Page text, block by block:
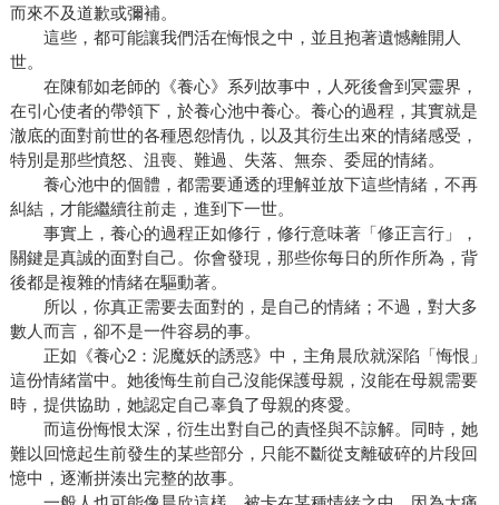
而來不及道歉或彌補。
這些，都可能讓我們活在悔恨之中，並且抱著遺憾離開人
世。
在陳郁如老師的《養心》系列故事中，人死後會到冥靈界，
在引心使者的帶領下，於養心池中養心。養心的過程，其實就是
澈底的面對前世的各種恩怨情仇，以及其衍生出來的情緒感受，
特別是那些憤怒、沮喪、難過、失落、無奈、委屈的情緒。
養心池中的個體，都需要通透的理解並放下這些情緒，不再
糾結，才能繼續往前走，進到下一世。
事實上，養心的過程正如修行，修行意味著「修正言行」，
關鍵是真誠的面對自己。你會發現，那些你每日的所作所為，背
後都是複雜的情緒在驅動著。
所以，你真正需要去面對的，是自己的情緒；不過，對大多
數人而言，卻不是一件容易的事。
正如《養心2：泥魔妖的誘惑》中，主角晨欣就深陷「悔恨」
這份情緒當中。她後悔生前自己沒能保護母親，沒能在母親需要
時，提供協助，她認定自己辜負了母親的疼愛。
而這份悔恨太深，衍生出對自己的責怪與不諒解。同時，她
難以回憶起生前發生的某些部分，只能不斷從支離破碎的片段回
憶中，逐漸拼湊出完整的故事。